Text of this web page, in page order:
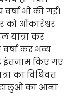
भी की गई।
को ओंकारेश्वर
यात्रा कर
कर भव्य
इंतजाम किए गए
का विधिवत
का आना